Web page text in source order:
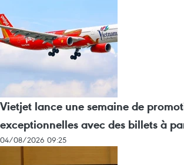
Vietjet lance une semaine de
exceptionnelles avec des billets à
04/08/2026 09:25